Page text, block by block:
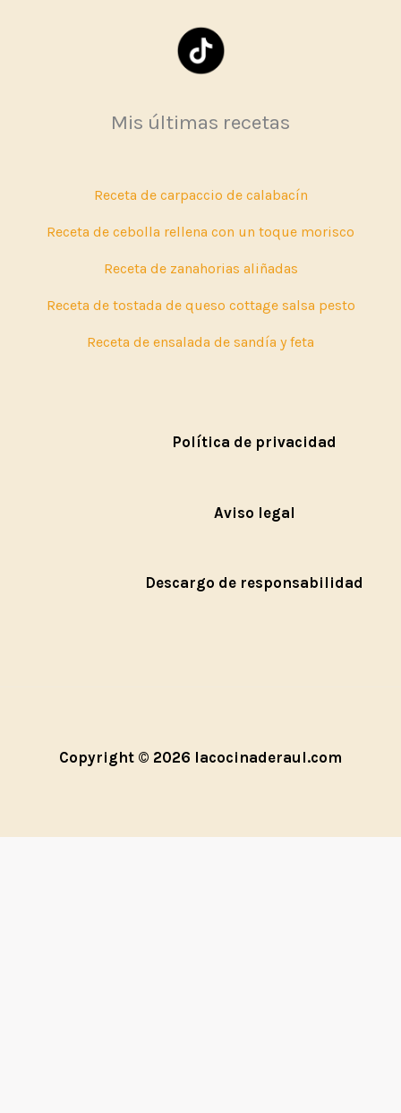
Mis últimas recetas
Receta de carpaccio de calabacín
Receta de cebolla rellena con un toque morisco
Receta de zanahorias aliñadas
Receta de tostada de queso cottage salsa pesto
Receta de ensalada de sandía y feta
Política de privacidad
Aviso legal
Descargo de responsabilidad
Copyright © 2026 lacocinaderaul.com